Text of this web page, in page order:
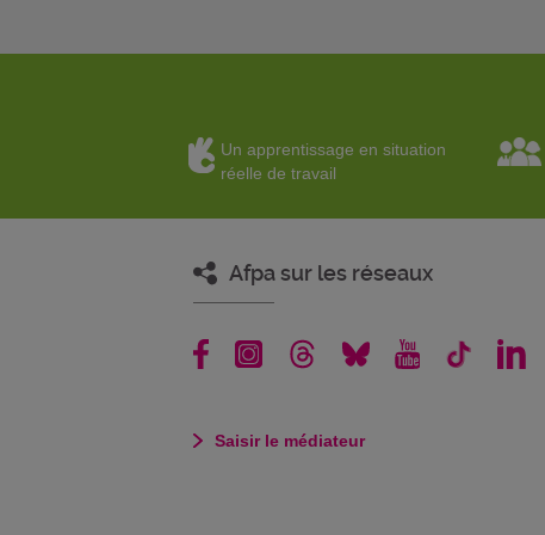
Un apprentissage en situation
réelle de travail
Afpa sur les réseaux
Saisir le médiateur